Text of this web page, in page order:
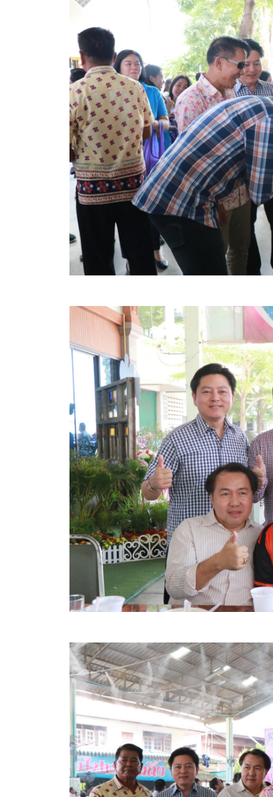
ประกาศกำหนดอายุการใช้งานของสินทรัพย์ขององ
คู่มือการปฏิบัติงานฝ่ายทะเบียนพัสดุและทรัพย์สิน
การประเมินความพึงพอใจของการดำเนินงาน อบจ.
ขั้นตอนและวิธีการชำระภาษีฯ
แบบฟอร์มการชำระภาษีฯ
การบริการแบบเบ็ดเสร็จ (One Stop Service)
หนังสือสั่งการ
สรุปผลการปฏิบัติงานประจำเดือน GPS
การเสริมสร้างคุณธรรมจริยธรรม
ITA : การประเมินคุณธรรมและความโปร่งใสในการ
การจัดการความรู้ (KM)
ข้อระเบียบและกฎหมาย
มาตรฐานการปฏิบัติงาน
แผนพัฒนาท้องถิ่น ของอบจ.สุพรรณบุรี
ข้อบัญญัติงบประมาณรายจ่ายประจำปี ของ อบจ.สุ
ข้อบัญญัติอื่นๆ ของ อบจ.สุพรรณบุรี
รายงานการประชุมสภา อบจ.สุพรรณบุรี
รายงานการติดตามและประเมินผลแผนพัฒนาท้อง
สรุปผลการประเมินความพึงพอใจ
ระบบสืบค้นข้อมูล ประกาศ ก.จ.จ. สุพรรณบุรี (พ.ศ
Document